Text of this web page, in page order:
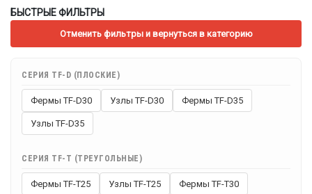
БЫСТРЫЕ ФИЛЬТРЫ
Отменить фильтры и вернуться в категорию
СЕРИЯ TF-D (ПЛОСКИЕ)
Фермы TF-D30 Узлы TF-D30 Фермы TF-D35
Узлы TF-D35
СЕРИЯ TF-T (ТРЕУГОЛЬНЫЕ)
Фермы TF-T25 Узлы TF-T25 Фермы TF-T30